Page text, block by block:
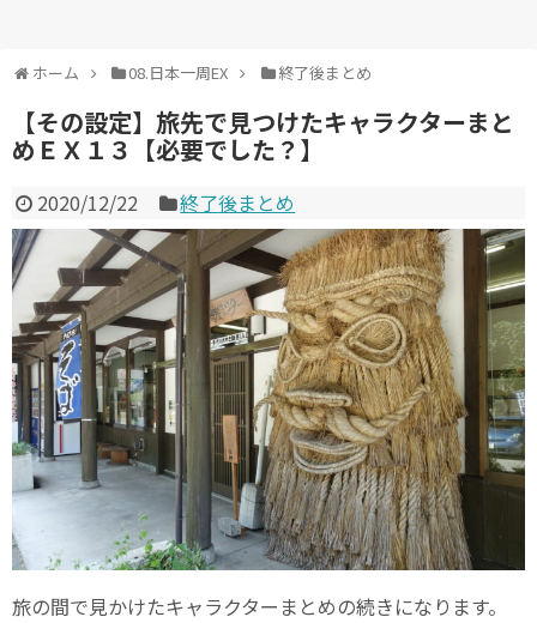
ホーム 08.日本一周EX 終了後まとめ
【その設定】旅先で見つけたキャラクターまと
めＥＸ１３【必要でした？】
2020/12/22 終了後まとめ
旅の間で見かけたキャラクターまとめの続きになります。